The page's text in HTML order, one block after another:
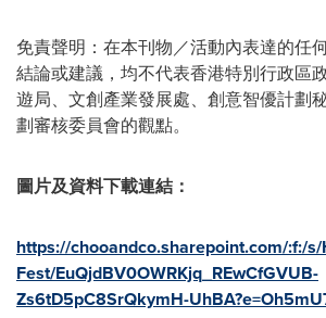
免責聲明：在本刊物／活動內表達的任
結論或建議，均不代表香港特別行政區
遊局、文創產業發展處、創意智優計劃
劃審核委員會的觀點。
圖片及資料下載連結：
https://chooandco.sharepoint.com/:f:/
Fest/EuQjdBV0OWRKjq_REwCfGVUB-
Zs6tD5pC8SrQkymH-